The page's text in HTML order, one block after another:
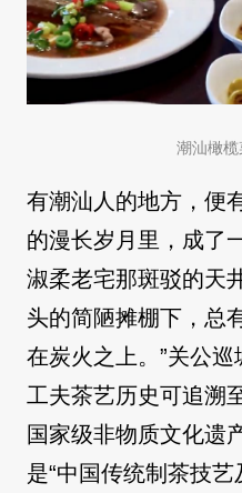
潮汕橄榄
有潮汕人的地方，便
的漫长岁月里，成了
淑柔老宅那斑驳的天
头的简陋摊棚下，总
在炭火之上。”关公
工夫茶艺历史可追溯
国家级非物质文化遗
是“中国传统制茶技艺